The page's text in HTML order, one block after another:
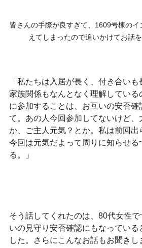
皆さんの手際が良すぎて、1609号棟の
えてしまったので追いかけてお話
「私たちは入居が長く、付き合い
家族関係もなんとなく理解している
に参加することは、お互いの安否確
て。あの人今回参加してないけど、
か、ご主人元気？とか。私は前回出
今回は元気だよって周りに知らせる
る。」
そう話してくれたのは、80代女性
いの見守り安否確認にもなってい
した。さらにこんなお話もお聞きし